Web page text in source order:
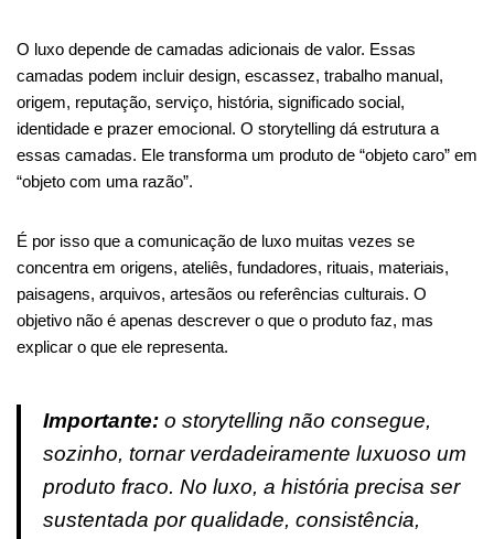
O luxo depende de camadas adicionais de valor. Essas
camadas podem incluir design, escassez, trabalho manual,
origem, reputação, serviço, história, significado social,
identidade e prazer emocional. O storytelling dá estrutura a
essas camadas. Ele transforma um produto de “objeto caro” em
“objeto com uma razão”.
É por isso que a comunicação de luxo muitas vezes se
concentra em origens, ateliês, fundadores, rituais, materiais,
paisagens, arquivos, artesãos ou referências culturais. O
objetivo não é apenas descrever o que o produto faz, mas
explicar o que ele representa.
Importante: o storytelling não consegue,
sozinho, tornar verdadeiramente luxuoso um
produto fraco. No luxo, a história precisa ser
sustentada por qualidade, consistência,